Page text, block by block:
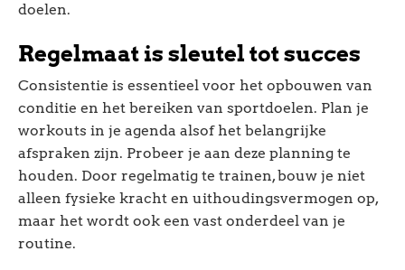
doelen.
Regelmaat is sleutel tot succes
Consistentie is essentieel voor het opbouwen van
conditie en het bereiken van sportdoelen. Plan je
workouts in je agenda alsof het belangrijke
afspraken zijn. Probeer je aan deze planning te
houden. Door regelmatig te trainen, bouw je niet
alleen fysieke kracht en uithoudingsvermogen op,
maar het wordt ook een vast onderdeel van je
routine.